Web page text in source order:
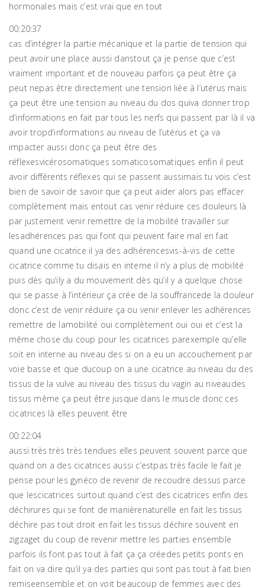
hormonales mais c’est vrai que en tout
00:20:37
cas d’intégrer la partie mécanique et la partie de tension qui
peut avoir une place aussi danstout ça je pense que c’est
vraiment important et de nouveau parfois ça peut être ça
peut nepas être directement une tension liée à l’utérus mais
ça peut être une tension au niveau du dos quiva donner trop
d’informations en fait par tous les nerfs qui passent par là il va
avoir tropd’informations au niveau de l’utérus et ça va
impacter aussi donc ça peut être des
réflexesvicérosomatiques somaticosomatiques enfin il peut
avoir différents réflexes qui se passent aussimais tu vois c’est
bien de savoir de savoir que ça peut aider alors pas effacer
complètement mais entout cas venir réduire ces douleurs là
par justement venir remettre de la mobilité travailler sur
lesadhérences pas qui font qui peuvent faire mal en fait
quand une cicatrice il ya des adhérencesvis-à-vis de cette
cicatrice comme tu disais en interne il n’y a plus de mobilité
puis dès qu’ily a du mouvement dès qu’il y a quelque chose
qui se passe à l’intérieur ça crée de la souffrancede la douleur
donc c’est de venir réduire ça ou venir enlever les adhérences
remettre de lamobilité oui complètement oui oui et c’est la
même chose du coup pour les cicatrices parexemple qu’elle
soit en interne au niveau des si on a eu un accouchement par
voie basse et que ducoup on a une cicatrice au niveau du des
tissus de la vulve au niveau des tissus du vagin au niveaudes
tissus même ça peut être jusque dans le muscle donc ces
cicatrices là elles peuvent être
00:22:04
aussi très très très tendues elles peuvent souvent parce que
quand on a des cicatrices aussi c’estpas très facile le fait je
pense pour les gynéco de revenir de recoudre dessus parce
que lescicatrices surtout quand c’est des cicatrices enfin des
déchirures qui se font de manièrenaturelle en fait les tissus
déchire pas tout droit en fait les tissus déchire souvent en
zigzaget du coup de revenir mettre les parties ensemble
parfois ils font pas tout à fait ça ça créedes petits ponts en
fait on va dire qu’il ya des parties qui sont pas tout à fait bien
remiseensemble et on voit beaucoup de femmes avec des